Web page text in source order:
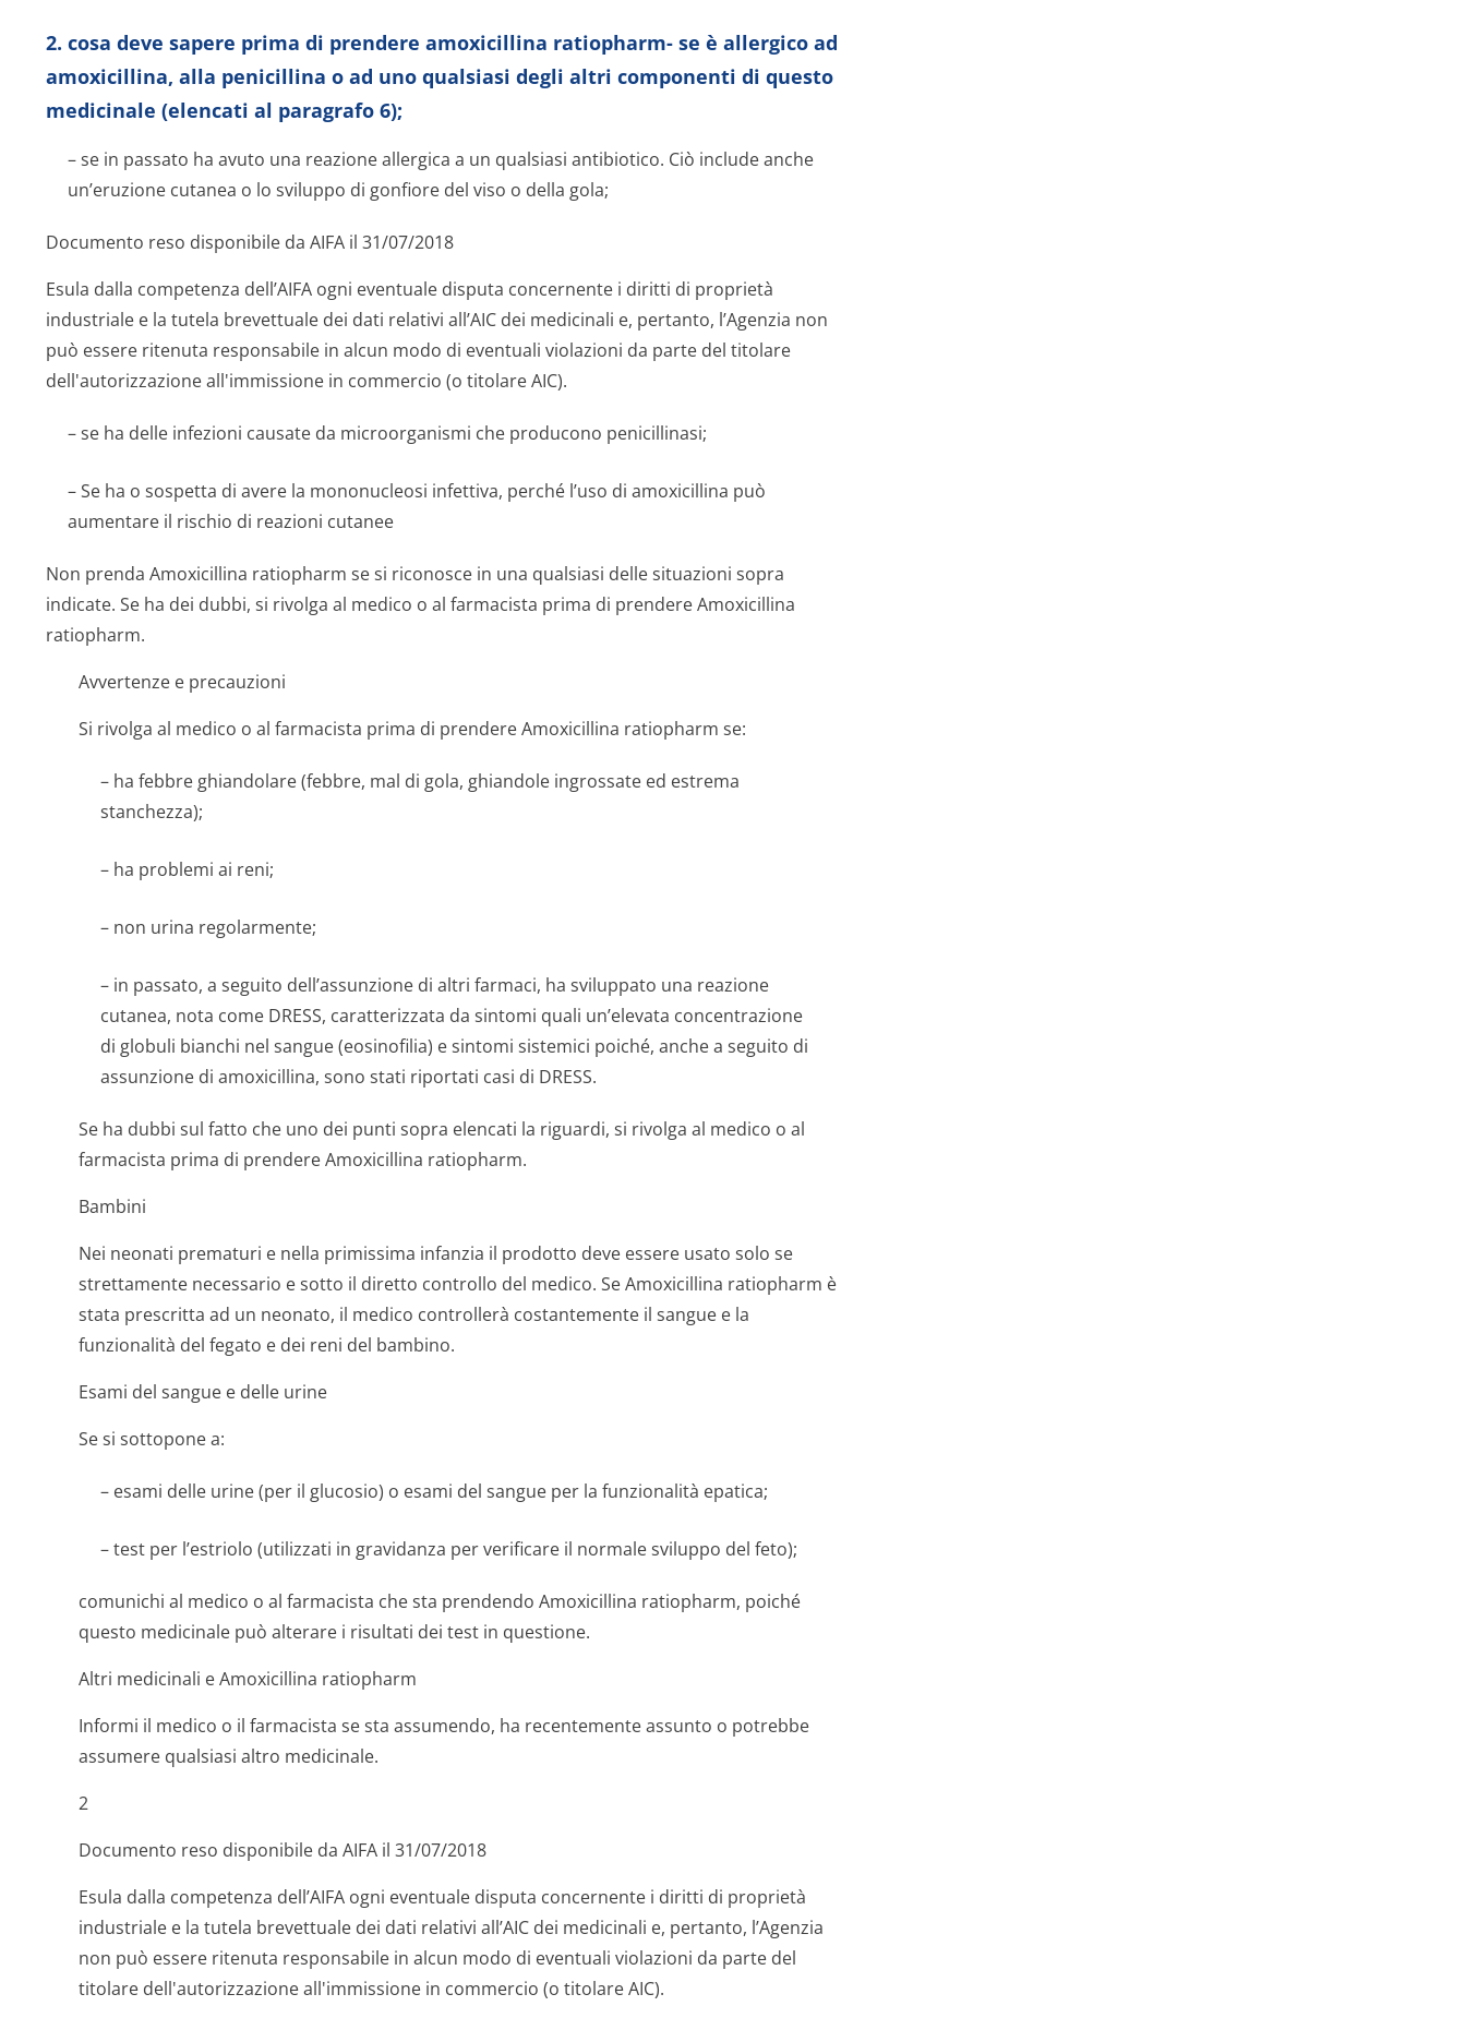
2. cosa deve sapere prima di prendere amoxicillina ratiopharm- se è allergico ad
amoxicillina, alla penicillina o ad uno qualsiasi degli altri componenti di questo
medicinale (elencati al paragrafo 6);
– se in passato ha avuto una reazione allergica a un qualsiasi antibiotico. Ciò include anche
un’eruzione cutanea o lo sviluppo di gonfiore del viso o della gola;
Documento reso disponibile da AIFA il 31/07/2018
Esula dalla competenza dell’AIFA ogni eventuale disputa concernente i diritti di proprietà
industriale e la tutela brevettuale dei dati relativi all’AIC dei medicinali e, pertanto, l’Agenzia non
può essere ritenuta responsabile in alcun modo di eventuali violazioni da parte del titolare
dell'autorizzazione all'immissione in commercio (o titolare AIC).
– se ha delle infezioni causate da microorganismi che producono penicillinasi;
– Se ha o sospetta di avere la mononucleosi infettiva, perché l’uso di amoxicillina può
aumentare il rischio di reazioni cutanee
Non prenda Amoxicillina ratiopharm se si riconosce in una qualsiasi delle situazioni sopra
indicate. Se ha dei dubbi, si rivolga al medico o al farmacista prima di prendere Amoxicillina
ratiopharm.
Avvertenze e precauzioni
Si rivolga al medico o al farmacista prima di prendere Amoxicillina ratiopharm se:
– ha febbre ghiandolare (febbre, mal di gola, ghiandole ingrossate ed estrema
stanchezza);
– ha problemi ai reni;
– non urina regolarmente;
– in passato, a seguito dell’assunzione di altri farmaci, ha sviluppato una reazione
cutanea, nota come DRESS, caratterizzata da sintomi quali un’elevata concentrazione
di globuli bianchi nel sangue (eosinofilia) e sintomi sistemici poiché, anche a seguito di
assunzione di amoxicillina, sono stati riportati casi di DRESS.
Se ha dubbi sul fatto che uno dei punti sopra elencati la riguardi, si rivolga al medico o al
farmacista prima di prendere Amoxicillina ratiopharm.
Bambini
Nei neonati prematuri e nella primissima infanzia il prodotto deve essere usato solo se
strettamente necessario e sotto il diretto controllo del medico. Se Amoxicillina ratiopharm è
stata prescritta ad un neonato, il medico controllerà costantemente il sangue e la
funzionalità del fegato e dei reni del bambino.
Esami del sangue e delle urine
Se si sottopone a:
– esami delle urine (per il glucosio) o esami del sangue per la funzionalità epatica;
– test per l’estriolo (utilizzati in gravidanza per verificare il normale sviluppo del feto);
comunichi al medico o al farmacista che sta prendendo Amoxicillina ratiopharm, poiché
questo medicinale può alterare i risultati dei test in questione.
Altri medicinali e Amoxicillina ratiopharm
Informi il medico o il farmacista se sta assumendo, ha recentemente assunto o potrebbe
assumere qualsiasi altro medicinale.
2
Documento reso disponibile da AIFA il 31/07/2018
Esula dalla competenza dell’AIFA ogni eventuale disputa concernente i diritti di proprietà
industriale e la tutela brevettuale dei dati relativi all’AIC dei medicinali e, pertanto, l’Agenzia
non può essere ritenuta responsabile in alcun modo di eventuali violazioni da parte del
titolare dell'autorizzazione all'immissione in commercio (o titolare AIC).